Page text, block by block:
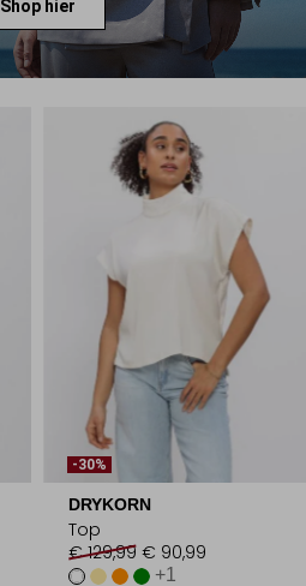
Shop hier
-30%
DRYKORN
Top
€ 129,99 € 90,99
+1